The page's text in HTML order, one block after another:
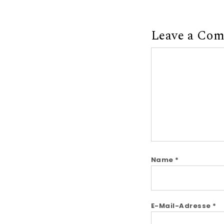
Leave a
Name *
E-Mail-Adresse *